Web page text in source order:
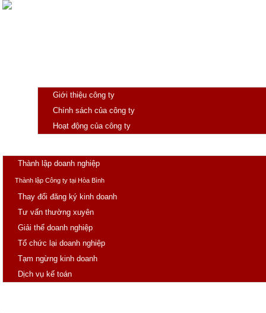
Giới thiệu công ty
Chính sách của công ty
Hoạt động của công ty
Thành lập doanh nghiệp
Thành lập Công ty tại Hòa Bình
Thay đổi đăng ký kinh doanh
Tư vấn thường xuyên
Giải thể doanh nghiệp
Tổ chức lại doanh nghiệp
Tạm ngừng kinh doanh
Dịch vụ kế toán